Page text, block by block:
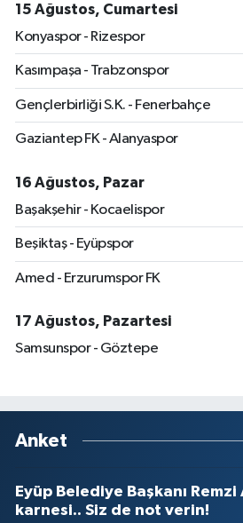
15 Ağustos, Cumartesi
Konyaspor - Rizespor
Kasımpaşa - Trabzonspor
Gençlerbirliği S.K. - Fenerbahçe
Gaziantep FK - Alanyaspor
16 Ağustos, Pazar
Başakşehir - Kocaelispor
Beşiktaş - Eyüpspor
Amed - Erzurumspor FK
17 Ağustos, Pazartesi
Samsunspor - Göztepe
Anket
Eyüp Belediye Başkanı Remzi
karnesi.. Siz de not verin!